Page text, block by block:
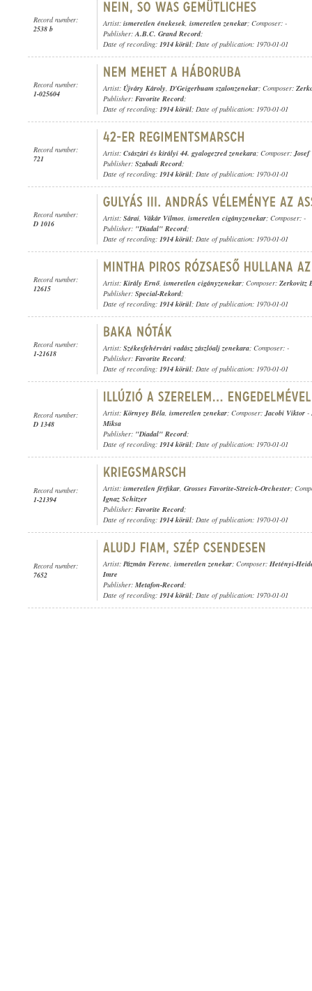
Record number:
2538 b
Artist: ismeretlen énekesek, ismeretlen zenekar; Composer: -
Publisher:A.B.C. Grand Record;
Date of recording: 1914 körül; Date of publication: 1970-01-01
Record number:
1-025604
Artist: Újváry Károly,D'Geigerbuam szalonzenekar; Composer:
Publisher: Favorite Record;
Date of recording: 1914 körül; Date of publication: 1970-01-01
Record number:
721
Artist: Császári és királyi 44. gyalogezred zenekara; Composer:Josef
Publisher: Szabadi Record;
Date of recording: 1914 körül; Date of publication: 1970-01-01
Record number:
D 1016
Artist: Sárai, Vákár Vilmos, ismeretlen cigányzenekar; Composer: -
Publisher: "Diadal" Record;
Date of recording: 1914 körül; Date of publication: 1970-01-01
Record number:
12615
Artist: Király Ernő, ismeretlen cigányzenekar; Composer: Zerkovitz
Publisher: Special-Rekord;
Date of recording: 1914 körül; Date of publication: 1970-01-01
Record number:
1-21618
Artist: Székesfehérvári vadász zászlóalj zenekara; Composer: -
Publisher: Favorite Record;
Date of recording: 1914 körül; Date of publication: 1970-01-01
Record number:
D 1348
Artist: Környey Béla, ismeretlen zenekar; Composer:Jacobi Viktor -
Miksa
Publisher: "Diadal" Record;
Date of recording: 1914 körül; Date of publication: 1970-01-01
Record number:
1-21394
Artist: ismeretlen férfikar, Grosses Favorite-Streich-Orchester;
Ignaz Schitzer
Publisher: Favorite Record;
Date of recording: 1914 körül; Date of publication: 1970-01-01
Record number:
7652
Artist: Pázmán Ferenc, ismeretlen zenekar; Composer: Hetényi-
Imre
Publisher: Metafon-Record;
Date of recording: 1914 körül; Date of publication: 1970-01-01